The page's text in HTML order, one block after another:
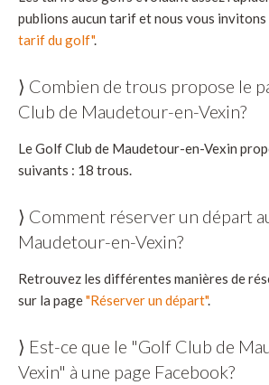
publions aucun tarif et nous vous
tarif du golf".
⟩ Combien de trous propose le
Club de Maudetour-en-Vexin?
Le Golf Club de Maudetour-en-Vexin
suivants : 18 trous.
⟩ Comment réserver un départ
Maudetour-en-Vexin?
Retrouvez les différentes manières de
sur la page"Réserver un départ".
⟩ Est-ce que le "Golf Club de
Vexin" à une page Facebook?